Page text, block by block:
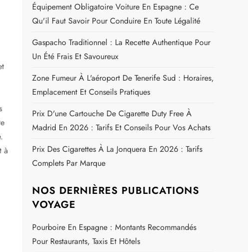
Prix Des Cigarettes Au Portugal En 2026 : Tarifs Par
Pourboire En Espagne : Montants Recommandés
Prix Des Cigarettes Aux Canaries En 2026 :
Comparatif Avec La France Et L'Espagne
Prix De L'alcool En Espagne : Guide Des Achats À La
Équipement Obligatoire Voiture En Espagne : Ce
Qu'il Faut Savoir Pour Conduire En Toute Légalité
Gaspacho Traditionnel : La Recette Authentique Pour
Un Été Frais Et Savoureux
Zone Fumeur À L'aéroport De Tenerife Sud : Horaires,
Emplacement Et Conseils Pratiques